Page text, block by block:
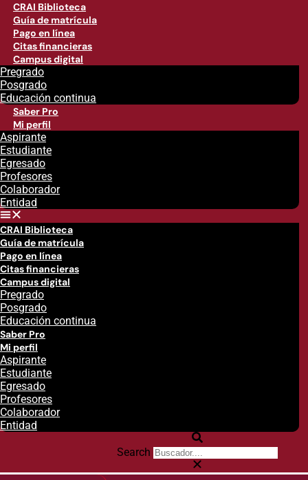
CRAI Biblioteca
Guía de matrícula
Pago en línea
Citas financieras
Campus digital
Pregrado
Posgrado
Educación continua
Saber Pro
Mi perfil
Aspirante
Estudiante
Egresado
Profesores
Colaborador
Entidad
CRAI Biblioteca
Guía de matrícula
Pago en línea
Citas financieras
Campus digital
Pregrado
Posgrado
Educación continua
Saber Pro
Mi perfil
Aspirante
Estudiante
Egresado
Profesores
Colaborador
Entidad
Search